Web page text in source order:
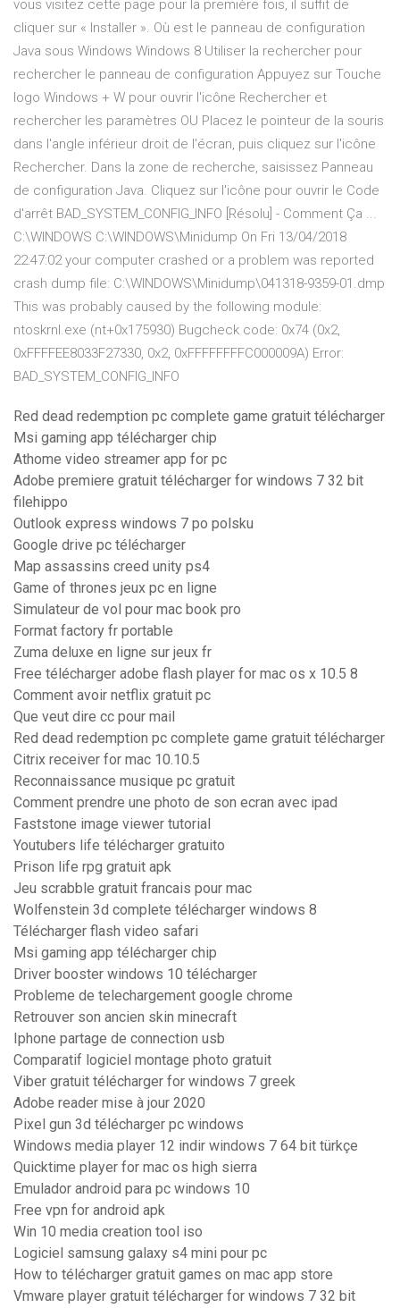
vous visitez cette page pour la première fois, il suffit de
cliquer sur « Installer ». Où est le panneau de configuration
Java sous Windows Windows 8 Utiliser la rechercher pour
rechercher le panneau de configuration Appuyez sur Touche
logo Windows + W pour ouvrir l'icône Rechercher et
rechercher les paramètres OU Placez le pointeur de la souris
dans l'angle inférieur droit de l'écran, puis cliquez sur l'icône
Rechercher. Dans la zone de recherche, saisissez Panneau
de configuration Java. Cliquez sur l'icône pour ouvrir le Code
d'arrêt BAD_SYSTEM_CONFIG_INFO [Résolu] - Comment Ça ...
C:\WINDOWS C:\WINDOWS\Minidump On Fri 13/04/2018
22:47:02 your computer crashed or a problem was reported
crash dump file: C:\WINDOWS\Minidump\041318-9359-01.dmp
This was probably caused by the following module:
ntoskrnl.exe (nt+0x175930) Bugcheck code: 0x74 (0x2,
0xFFFFEE8033F27330, 0x2, 0xFFFFFFFFC000009A) Error:
BAD_SYSTEM_CONFIG_INFO
Red dead redemption pc complete game gratuit télécharger
Msi gaming app télécharger chip
Athome video streamer app for pc
Adobe premiere gratuit télécharger for windows 7 32 bit
filehippo
Outlook express windows 7 po polsku
Google drive pc télécharger
Map assassins creed unity ps4
Game of thrones jeux pc en ligne
Simulateur de vol pour mac book pro
Format factory fr portable
Zuma deluxe en ligne sur jeux fr
Free télécharger adobe flash player for mac os x 10.5 8
Comment avoir netflix gratuit pc
Que veut dire cc pour mail
Red dead redemption pc complete game gratuit télécharger
Citrix receiver for mac 10.10.5
Reconnaissance musique pc gratuit
Comment prendre une photo de son ecran avec ipad
Faststone image viewer tutorial
Youtubers life télécharger gratuito
Prison life rpg gratuit apk
Jeu scrabble gratuit francais pour mac
Wolfenstein 3d complete télécharger windows 8
Télécharger flash video safari
Msi gaming app télécharger chip
Driver booster windows 10 télécharger
Probleme de telechargement google chrome
Retrouver son ancien skin minecraft
Iphone partage de connection usb
Comparatif logiciel montage photo gratuit
Viber gratuit télécharger for windows 7 greek
Adobe reader mise à jour 2020
Pixel gun 3d télécharger pc windows
Windows media player 12 indir windows 7 64 bit türkçe
Quicktime player for mac os high sierra
Emulador android para pc windows 10
Free vpn for android apk
Win 10 media creation tool iso
Logiciel samsung galaxy s4 mini pour pc
How to télécharger gratuit games on mac app store
Vmware player gratuit télécharger for windows 7 32 bit